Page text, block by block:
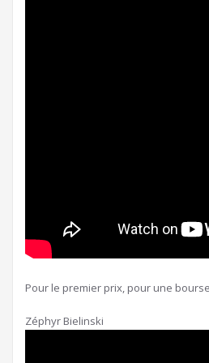
Pour le premier prix, pour une
Zéphyr Bielinski